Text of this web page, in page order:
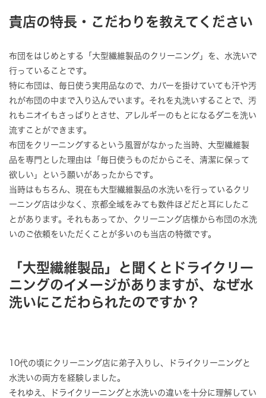
貴店の特長・こだわりを教えてください
布団をはじめとする「大型繊維製品のクリーニング」を、水洗いで
行っていることです。
特に布団は、毎日使う実用品なので、カバーを掛けていても汗や汚
れが布団の中まで入り込んでいます。それを丸洗いすることで、汚
れもニオイもさっぱりとさせ、アレルギーのもとになるダニを洗い
流すことができます。
布団をクリーニングするという風習がなかった当時、大型繊維製
品を専門とした理由は「毎日使うものだからこそ、清潔に保って
欲しい」という願いがあったからです。
当時はもちろん、現在も大型繊維製品の水洗いを行っているクリ
ーニング店は少なく、京都全域をみても数件ほどだと耳にしたこ
とがあります。それもあってか、クリーニング店様から布団の水洗
いのご依頼をいただくことが多いのも当店の特徴です。
「大型繊維製品」と聞くとドライクリー
ニングのイメージがありますが、なぜ水
洗いにこだわられたのですか？
10代の頃にクリーニング店に弟子入りし、ドライクリーニングと
水洗いの両方を経験しました。
それゆえ、ドライクリーニングと水洗いの違いを十分に理解してい